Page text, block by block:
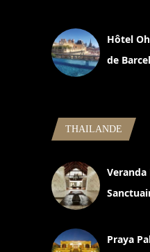
Hôtel
de
THAILANDE
Praya